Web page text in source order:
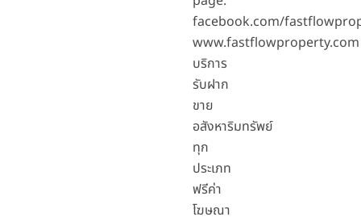
facebook.com/
www.fastflowproperty.com
บริการ
รับฝาก
ขาย
อสังหาริมทรัพย์
ทุก
ประเภท
ฟรีค่า
โฆษณา